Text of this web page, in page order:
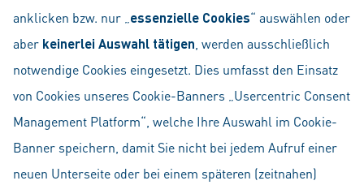
anklicken bzw. nur „ essenzielle Cookies“ auswählen oder
aber keinerlei Auswahl tätigen , werden ausschließlich
notwendige Cookies eingesetzt. Dies umfasst den Einsatz
von Cookies unseres Cookie-Banners „Usercentric Consent
Management Platform“, welche Ihre Auswahl im Cookie-
Banner speichern, damit Sie nicht bei jedem Aufruf einer
neuen Unterseite oder bei einem späteren (zeitnahen)